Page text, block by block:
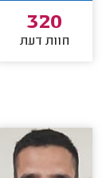
320
חוות דעת